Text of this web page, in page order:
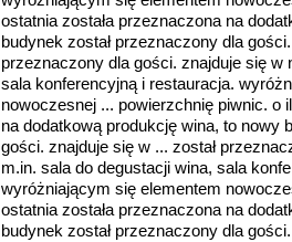
ostatnia została przeznaczona na
budynek został przeznaczony dla
przeznaczony dla gości. znajduje się w
sala konferencyjną i restauracja.
nowoczesnej ... powierzchnię piwnic. o
na dodatkową produkcję wina, to nowy
gości. znajduje się w ... został
m.in. sala do degustacji wina, sala
wyróżniającym się elementem
ostatnia została przeznaczona na
budynek został przeznaczony dla